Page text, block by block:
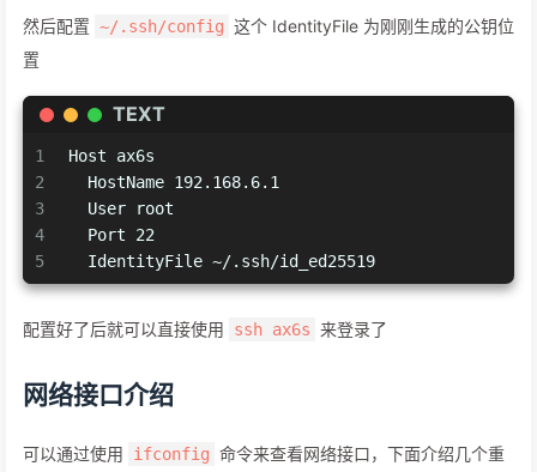
然后配置 ~/.ssh/config 这个 IdentityFile 为刚刚生成的公钥位
置
TEXT
1
2
3
4
5
Host ax6s
  HostName 192.168.6.1
  User root
  Port 22
  IdentityFile ~/.ssh/id_ed25519
配置好了后就可以直接使用 ssh ax6s 来登录了
网络接口介绍
可以通过使用 ifconfig 命令来查看网络接口，下面介绍几个重